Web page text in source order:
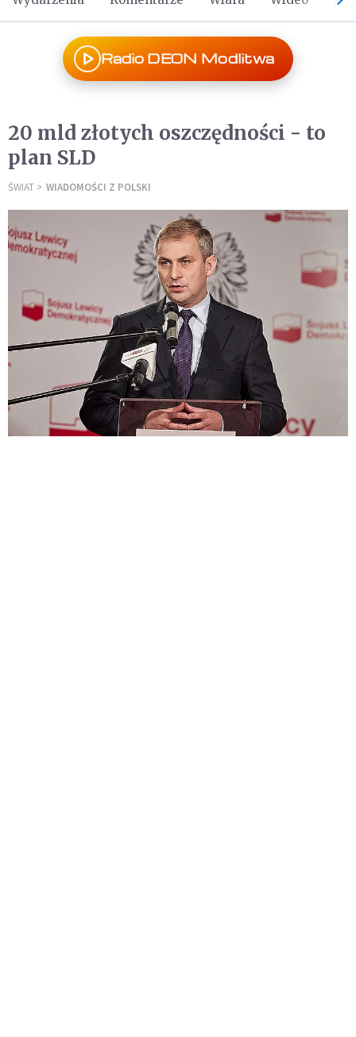
Radio DEON Modlitwa
20 mld złotych oszczędności - to
plan SLD
ŚWIAT WIADOMOŚCI Z POLSKI